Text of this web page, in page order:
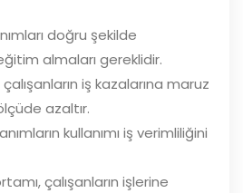
doğru şekilde
almaları gereklidir.
çalışanların iş kazalarına maruz
azaltır.
kullanımı iş verimliliğini
çalışanların işlerine